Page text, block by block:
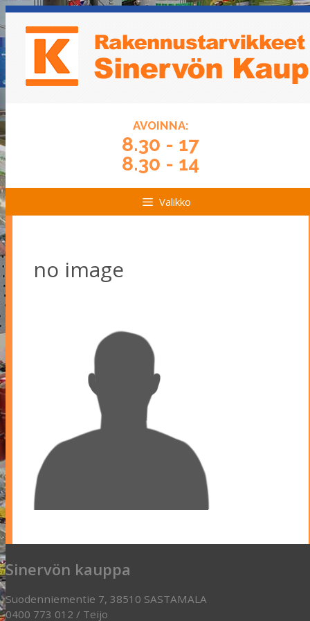
Siirry
sisältöön
Siirry
sisältöön
AVOINNA:
8.30 - 17
8.30 - 14
Valikko
no image
Sinervön kauppa
Suodenniementie 7, 38510 SASTAMALA
0400 773 012 / Teijo